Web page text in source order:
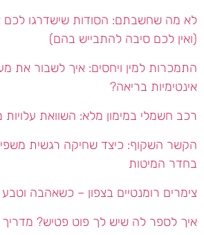
לא מה שחשבתם: הסודות שישדרגו
(ואין לכם סיבה להתבייש בהם)
התמכרות למין ויחסים: איך לשבור את
אינטימיות בריאה?
רכב חשמלי במימון מלא: השוואת עלויות
הקשר השקוף: כיצד שחיקה רגשית
בחדר המיטות
צימרים רומנטיים בצפון – כשאהבה
איך לספר לה שיש לך פוט פטיש? מדריך